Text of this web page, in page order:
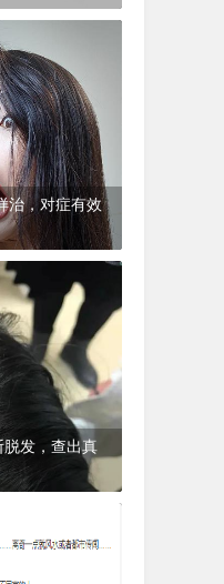
皮肤科
治，对症有效
皮肤科
脱发，查出真